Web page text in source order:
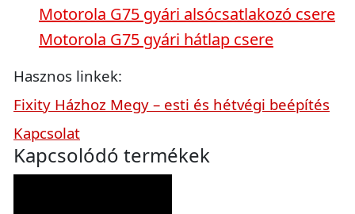
Motorola G75 gyári alsócsatlakozó csere
Motorola G75 gyári hátlap csere
Hasznos linkek:
Fixity Házhoz Megy – esti és hétvégi beépítés
Kapcsolat
Kapcsolódó termékek